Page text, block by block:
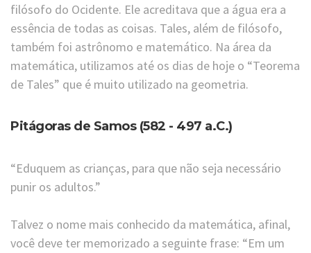
filósofo do Ocidente. Ele acreditava que a água era a
essência de todas as coisas. Tales, além de filósofo,
também foi astrônomo e matemático. Na área da
matemática, utilizamos até os dias de hoje o “Teorema
de Tales” que é muito utilizado na geometria.
Pitágoras de Samos (582 - 497 a.C.)
“Eduquem as crianças, para que não seja necessário
punir os adultos.”
Talvez o nome mais conhecido da matemática, afinal,
você deve ter memorizado a seguinte frase: “Em um